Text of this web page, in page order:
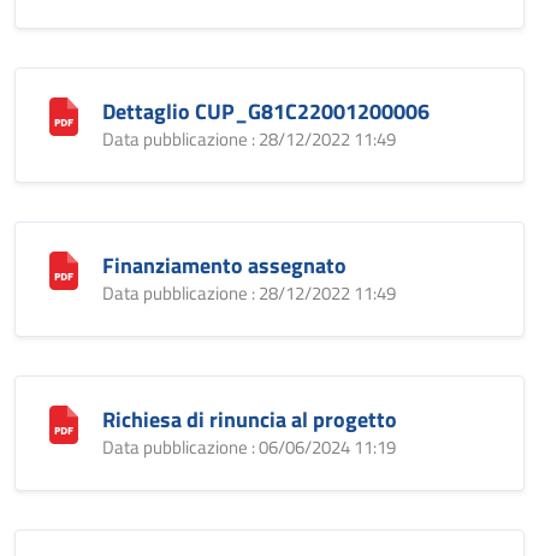
Dettaglio CUP_G81C22001200006
Data pubblicazione : 28/12/2022 11:49
Finanziamento assegnato
Data pubblicazione : 28/12/2022 11:49
Richiesa di rinuncia al progetto
Data pubblicazione : 06/06/2024 11:19